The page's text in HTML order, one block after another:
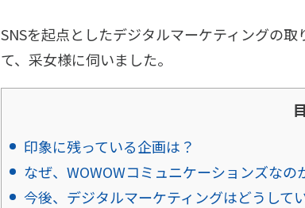
SNSを起点としたデジタルマーケティングの
て、采女様に伺いました。
印象に残っている企画は？
なぜ、WOWOWコミュニケーションズなの
今後、デジタルマーケティングはどうして